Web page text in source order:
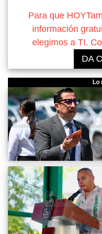
Para que
información
elegimos a TI.
DA
Lo